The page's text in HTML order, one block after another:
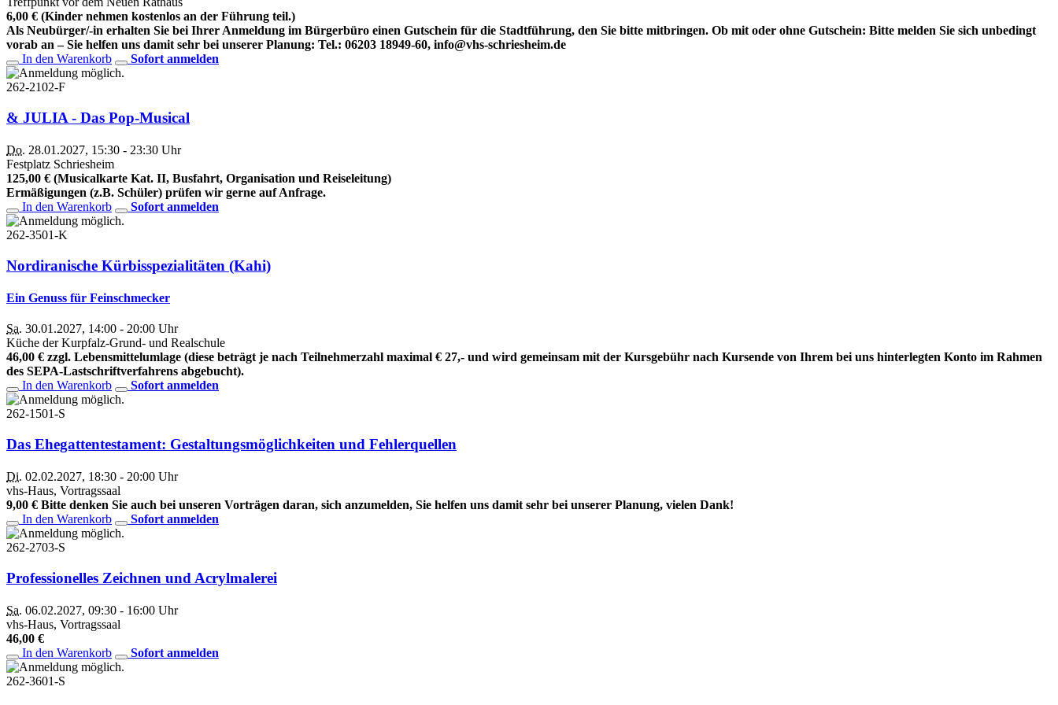
6,00 € (Kinder nehmen kostenlos an der Führung teil.)
Als Neubürger/-in erhalten Sie bei Ihrer Anmeldung im Bürgerbüro einen Gutschein für die Stadtführung, den Sie bitte mitbringen. Ob mit oder ohne Gutschein: Bitte melden Sie sich unbedingt
vorab an – Sie helfen uns damit sehr bei unserer Planung: Tel.: 06203 18949-60, info@vhs-schriesheim.de
In den Warenkorb
Sofort anmelden
262-2102-F
& JULIA - Das Pop-Musical
Do. 28.01.2027, 15:30 - 23:30 Uhr
Festplatz Schriesheim
125,00 € (Musicalkarte Kat. II, Busfahrt, Organisation und Reiseleitung)
Ermäßigungen (z.B. Schüler) prüfen wir gerne auf Anfrage.
In den Warenkorb
Sofort anmelden
262-3501-K
Nordiranische Kürbisspezialitäten (Kahi)
Ein Genuss für Feinschmecker
Sa. 30.01.2027, 14:00 - 20:00 Uhr
Küche der Kurpfalz-Grund- und Realschule
46,00 € zzgl. Lebensmittelumlage (diese beträgt je nach Teilnehmerzahl maximal € 27,- und wird gemeinsam mit der Kursgebühr nach Kursende von Ihrem bei uns hinterlegten Konto im Rahmen
des SEPA-Lastschriftverfahrens abgebucht).
In den Warenkorb
Sofort anmelden
262-1501-S
Das Ehegattentestament: Gestaltungsmöglichkeiten und Fehlerquellen
Di. 02.02.2027, 18:30 - 20:00 Uhr
vhs-Haus, Vortragssaal
9,00 € Bitte denken Sie auch bei unseren Vorträgen daran, sich anzumelden, Sie helfen uns damit sehr bei unserer Planung, vielen Dank!
In den Warenkorb
Sofort anmelden
262-2703-S
Professionelles Zeichnen und Acrylmalerei
Sa. 06.02.2027, 09:30 - 16:00 Uhr
vhs-Haus, Vortragssaal
46,00 €
In den Warenkorb
Sofort anmelden
262-3601-S